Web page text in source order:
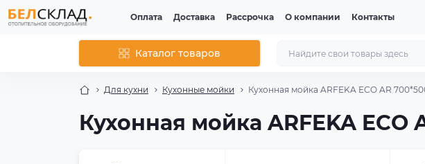
Оплата Доставка Рассрочка О компании Контакты
Каталог товаров
Для кухни Кухонные мойки Кухонная мойка ARFEKA ECO AR
Кухонная мойка ARFEKA ECO